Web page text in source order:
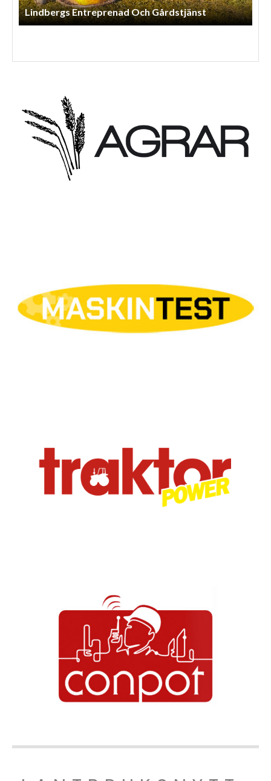
Lindbergs Entreprenad Och Gårdstjänst